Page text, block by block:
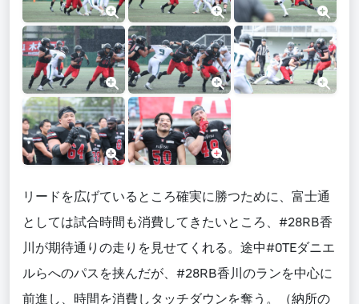
リードを広げているところ確実に勝つために、富士通
としては試合時間も消費してきたいところ、#28RB香
川が期待通りの走りを見せてくれる。途中#0TEダニエ
ルらへのパスを挟んだが、#28RB香川のランを中心に
前進し、時間を消費しタッチダウンを奪う。（納所の